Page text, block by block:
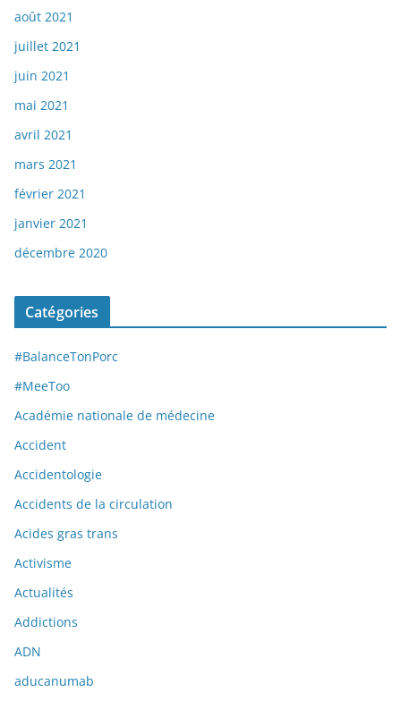
août 2021
juillet 2021
juin 2021
mai 2021
avril 2021
mars 2021
février 2021
janvier 2021
décembre 2020
Catégories
#BalanceTonPorc
#MeeToo
Académie nationale de médecine
Accident
Accidentologie
Accidents de la circulation
Acides gras trans
Activisme
Actualités
Addictions
ADN
aducanumab